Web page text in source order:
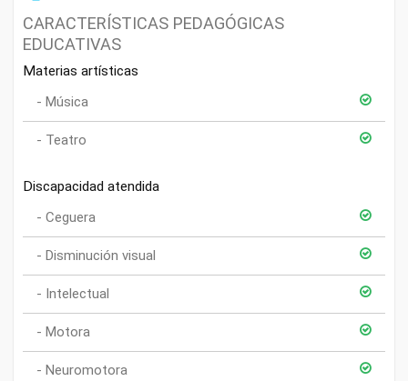
CARACTERÍSTICAS PEDAGÓGICAS
EDUCATIVAS
Materias artísticas
Música
Teatro
Discapacidad atendida
Ceguera
Disminución visual
Intelectual
Motora
Neuromotora